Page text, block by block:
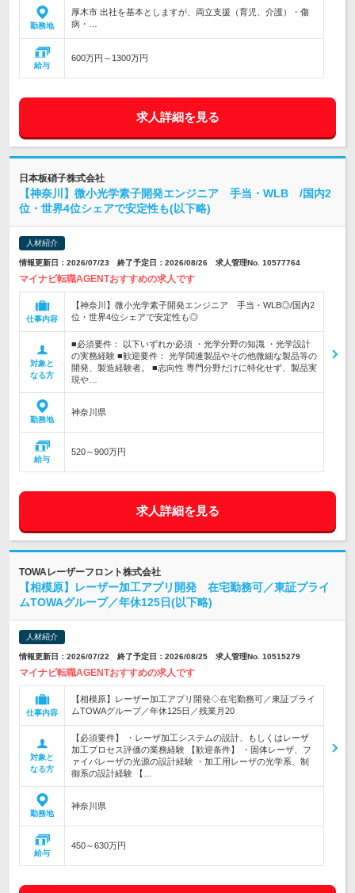
勤務地
厚木市 出社を基本としますが、両立支援（育児、介護）・傷
病・…
給与
600万円～1300万円
求人詳細を見る
日本板硝子株式会社
【神奈川】微小光学素子開発エンジニア 手当・WLB /国内2
位・世界4位シェアで安定性も(以下略)
人材紹介
情報更新日：2026/07/23 終了予定日：2026/08/26 求人管理No. 10577764
マイナビ転職AGENTおすすめの求人です
仕事内容
【神奈川】微小光学素子開発エンジニア 手当・WLB◎/国内2
位・世界4位シェアで安定性も◎
対象と
なる方
■必須要件： 以下いずれか必須 ・光学分野の知識 ・光学設計
の実務経験 ■歓迎要件： 光学関連製品やその他微細な製品等の
開発、製造経験者。 ■志向性 専門分野だけに特化せず、製品実
現や…
勤務地
神奈川県
給与
520～900万円
求人詳細を見る
TOWAレーザーフロント株式会社
【相模原】レーザー加工アプリ開発 在宅勤務可／東証プライ
ムTOWAグループ／年休125日(以下略)
人材紹介
情報更新日：2026/07/22 終了予定日：2026/08/25 求人管理No. 10515279
マイナビ転職AGENTおすすめの求人です
仕事内容
【相模原】レーザー加工アプリ開発◇在宅勤務可／東証プライ
ムTOWAグループ／年休125日／残業月20
対象と
なる方
【必須要件】 ・レーザ加工システムの設計、もしくはレーザ
加工プロセス評価の業務経験 【歓迎条件】 ・固体レーザ、フ
ァイバレーザの光源の設計経験 ・加工用レーザの光学系、制
御系の設計経験 【…
勤務地
神奈川県
給与
450～630万円